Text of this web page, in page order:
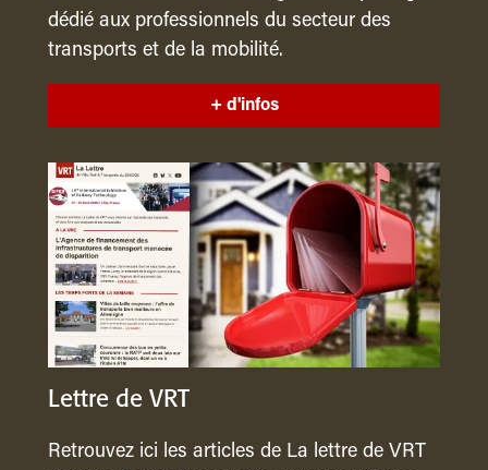
dédié aux professionnels du secteur des
transports et de la mobilité.
+ d'infos
Lettre de VRT
Retrouvez ici les articles de La lettre de VRT